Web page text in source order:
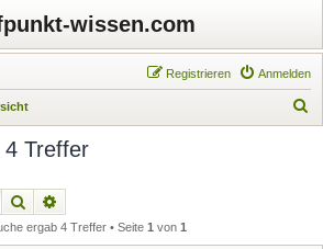
wissen.com
Anmelden
Registrieren
4 Treffer
Suche
ergab 4 Treffer • Seite 1 von 1